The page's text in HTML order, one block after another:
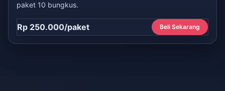
paket 10 bungkus.
Rp 250.000/paket Beli Sekarang